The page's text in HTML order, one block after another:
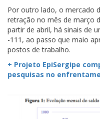
Por outro lado, o mercado
retração no mês de março
partir de abril, há sinais de
-111, ao passo que maio
postos de trabalho.
+ Projeto EpiSergipe
pesquisas no